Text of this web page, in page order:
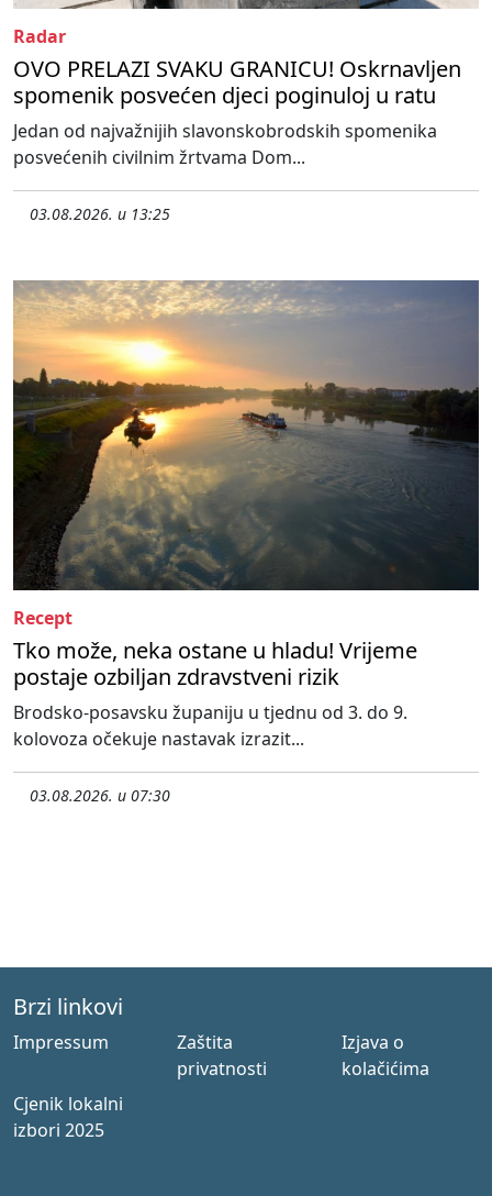
Radar
OVO PRELAZI SVAKU GRANICU! Oskrnavljen
spomenik posvećen djeci poginuloj u ratu
Jedan od najvažnijih slavonskobrodskih spomenika
posvećenih civilnim žrtvama Dom...
03.08.2026. u 13:25
Recept
Tko može, neka ostane u hladu! Vrijeme
postaje ozbiljan zdravstveni rizik
Brodsko-posavsku županiju u tjednu od 3. do 9.
kolovoza očekuje nastavak izrazit...
03.08.2026. u 07:30
Brzi linkovi
Impressum
Zaštita
privatnosti
Izjava o
kolačićima
Cjenik lokalni
izbori 2025